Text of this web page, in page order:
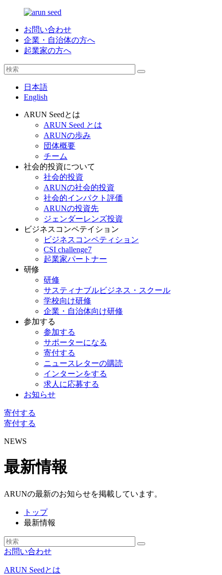
お問い合わせ
企業・自治体の方へ
起業家の方へ
日本語
English
ARUN Seedとは
ARUN Seed とは
ARUNの歩み
団体概要
チーム
社会的投資について
社会的投資
ARUNの社会的投資
社会的インパクト評価
ARUNの投資先
ジェンダーレンズ投資
ビジネスコンペテイション
ビジネスコンペティション
CSI challenge7
起業家パートナー
研修
研修
サスティナブルビジネス・スクール
学校向け研修
企業・自治体向け研修
参加する
参加する
サポーターになる
寄付する
ニュースレターの購読
インターンをする
求人に応募する
お知らせ
寄付する
寄付する
NEWS
最新情報
ARUNの最新のお知らせを掲載しています。
トップ
最新情報
お問い合わせ
ARUN Seedとは